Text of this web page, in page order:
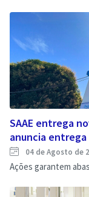
SAAE entrega
anuncia entrega
04 de Agosto de
Ações garantem